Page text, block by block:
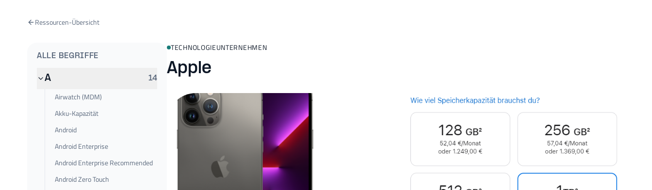
Ressourcen-Übersicht
ALLE BEGRIFFE
A 14
Airwatch (MDM)
Akku-Kapazität
Android
Android Enterprise
Android Enterprise Recommended
Android Zero Touch
TECHNOLOGIEUNTERNEHMEN
Apple